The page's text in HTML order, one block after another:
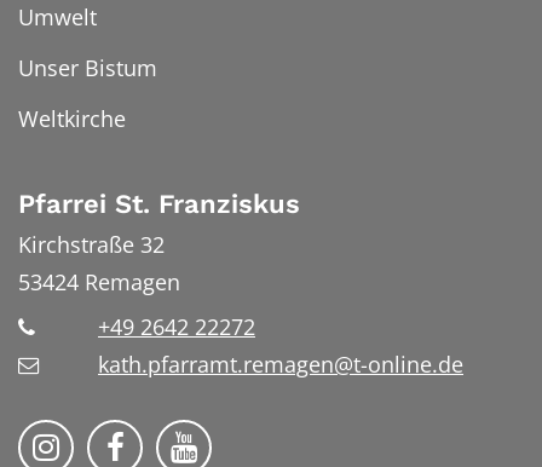
Umwelt
Unser Bistum
Weltkirche
Pfarrei St. Franziskus
Kirchstraße 32
53424 Remagen
+49 2642 22272
kath.pfarramt.remagen@t-online.de
Pfarrei St. Franziskus Remagen auf
Pfarrei St. Franziskus